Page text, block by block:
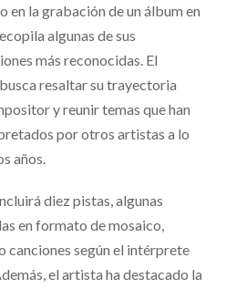
en la grabación de un álbum en
algunas de sus
más reconocidas. El
resaltar su trayectoria
y reunir temas que han
por otros artistas a lo
años.
diez pistas, algunas
en formato de mosaico,
canciones según el intérprete
el artista ha destacado la